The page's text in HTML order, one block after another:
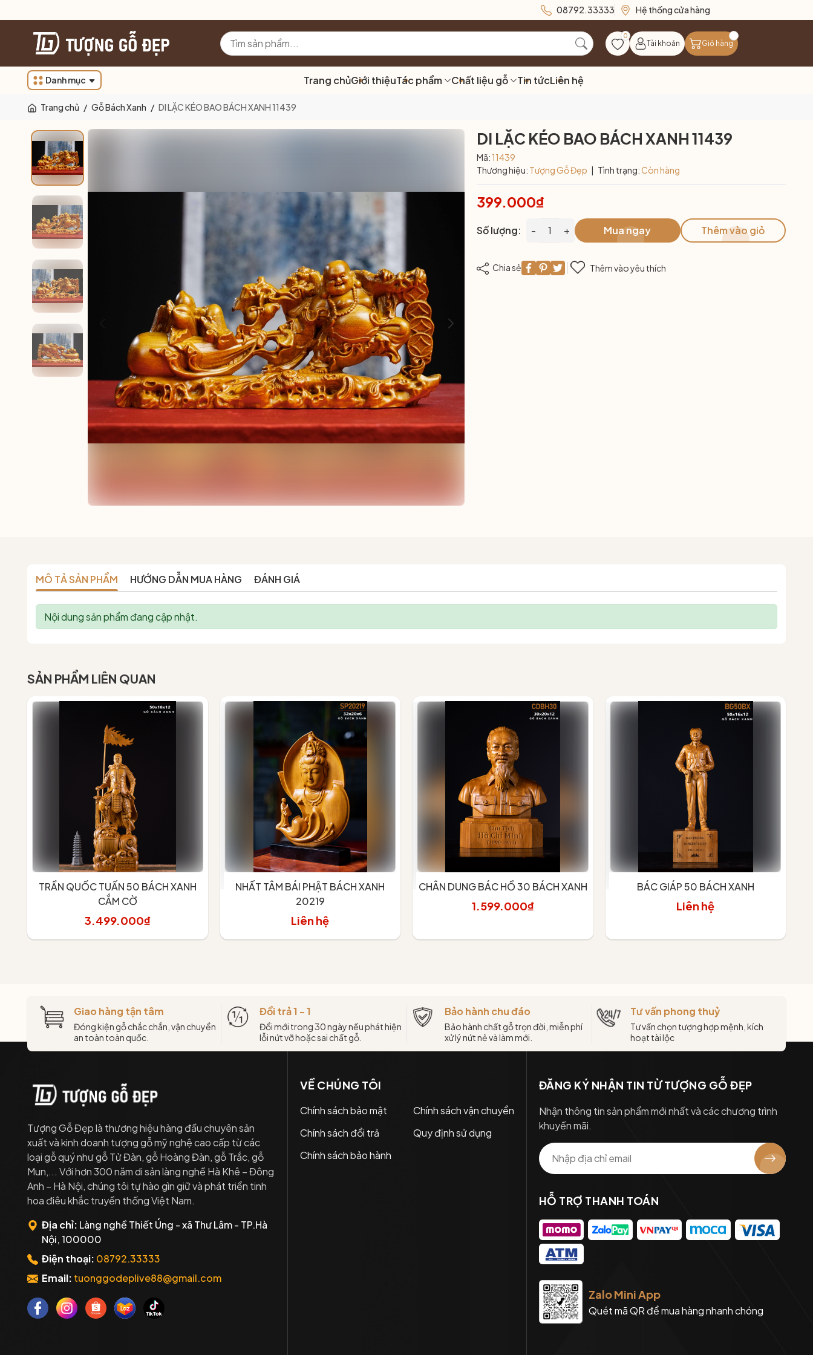
08792.33333 Hệ thống cửa hàng
0
Tài khoản Giỏ hàng
Danh mục Trang chủGiới thiệuTác phẩm Chất liệu gỗ Tin tứcLiên hệ
Trang chủ / Gỗ Bách Xanh / DI LẶC KÉO BAO BÁCH XANH 11439
DI LẶC KÉO BAO BÁCH XANH 11439
Mã: 11439
Thương hiệu: Tượng Gỗ Đẹp Tình trạng:Còn hàng
399.000₫
Số lượng: - + Mua ngay Thêm vào giỏ
Chia sẻ Thêm vào yêu thích
MÔ TẢ SẢN PHẨM HƯỚNG DẪN MUA HÀNG ĐÁNH GIÁ
Nội dung sản phẩm đang cập nhật.
SẢN PHẨM LIÊN QUAN
TRẦN QUỐC TUẤN 50 BÁCH XANH
CẮM CỜ
3.499.000₫
NHẤT TÂM BÁI PHẬT BÁCH XANH
20219
Liên hệ
CHÂN DUNG BÁC HỒ 30 BÁCH XANH
1.599.000₫
BÁC GIÁP 50 BÁCH XANH
Liên hệ
Giao hàng tận tâm
Đóng kiện gỗ chắc chắn, vận chuyển
an toàn toàn quốc.
Đổi trả 1 - 1
Đổi mới trong 30 ngày nếu phát hiện
lỗi nứt vỡ hoặc sai chất gỗ.
Bảo hành chu đáo
Bảo hành chất gỗ trọn đời, miễn phí
xử lý nứt nẻ và làm mới.
Tư vấn phong thuỷ
Tư vấn chọn tượng hợp mệnh, kích
hoạt tài lộc
Tượng Gỗ Đẹp là thương hiệu hàng đầu chuyên sản
xuất và kinh doanh tượng gỗ mỹ nghệ cao cấp từ các
loại gỗ quý như gỗ Tử Đàn, gỗ Hoàng Đàn, gỗ Trắc, gỗ
Mun,... Với hơn 300 năm di sản làng nghề Hà Khê – Đông
Anh – Hà Nội, chúng tôi tự hào gìn giữ và phát triển tinh
hoa điêu khắc truyền thống Việt Nam.
Địa chỉ: Làng nghề Thiết Úng - xã Thư Lâm - TP.Hà
Nội, 100000
Điện thoại: 08792.33333
Email: tuonggodeplive88@gmail.com
VỀ CHÚNG TÔI
Chính sách bảo mật
Chính sách vận chuyển
Chính sách đổi trả
Quy định sử dụng
Chính sách bảo hành
ĐĂNG KÝ NHẬN TIN TỪ TƯỢNG GỖ ĐẸP
Nhận thông tin sản phẩm mới nhất và các chương trình
khuyến mãi.
HỖ TRỢ THANH TOÁN
Zalo Mini App
Quét mã QR để mua hàng nhanh chóng